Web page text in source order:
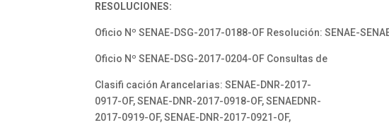
RESOLUCIONES:
Oficio Nº SENAE-DSG-2017-0188-OF Resolución: SENAE-
Oficio Nº SENAE-DSG-2017-0204-OF Consultas de
Clasifi cación Arancelarias: SENAE-DNR-2017-
0917-OF, SENAE-DNR-2017-0918-OF, SENAEDNR-
2017-0919-OF, SENAE-DNR-2017-0921-OF,